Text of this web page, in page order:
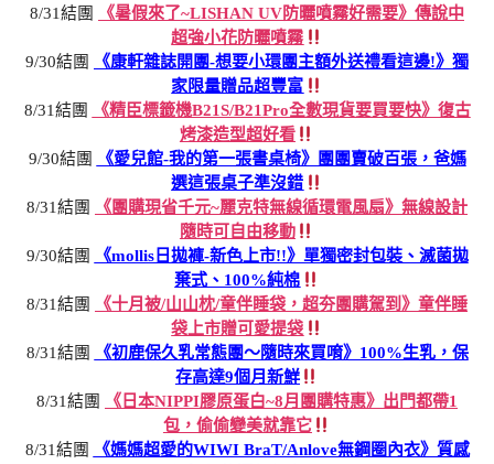
8/31結團
《暑假來了~LISHAN UV防曬噴霧好需要》傳說中
超強小花防曬噴霧
9/30結團
《康軒雜誌開團-想要小環團主額外送禮看這邊!》獨
家限量贈品超豐富
8/31結團
《精臣標籤機B21S/B21Pro全數現貨要買要快》復古
烤漆造型超好看
9/30結團
《愛兒館-我的第一張書桌椅》團團賣破百張，爸媽
選這張桌子準沒錯
8/31結團
《團購現省千元~麗克特無線循環電風扇》無線設計
隨時可自由移動
9/30結團
《mollis日拋褲-新色上市!!》單獨密封包裝、滅菌拋
棄式、100%純棉
8/31結團
《十月被/山山枕/童伴睡袋，超夯團購駕到》童伴睡
袋上市贈可愛提袋
8/31結團
《初鹿保久乳常態團～隨時來買唷》100%生乳，保
存高達9個月新鮮
8/31結團
《日本NIPPI膠原蛋白~8月團購特惠》出門都帶1
包，偷偷變美就靠它
8/31結團
《媽媽超愛的WIWI BraT/Anlove無鋼圈內衣》質感